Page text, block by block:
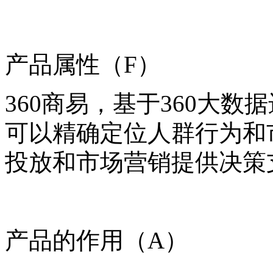
产品属性（F）
360商易，基于360大数
可以精确定位人群行为
投放和市场营销提供决策
产品的作用（A）